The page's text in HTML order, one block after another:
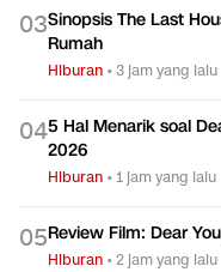
03Sinopsis The Last
Rumah
Hiburan •3 jam yang lalu
045 Hal Menarik soal
2026
Hiburan •1 jam yang lalu
05Review Film: Dear
Hiburan •2 jam yang lalu